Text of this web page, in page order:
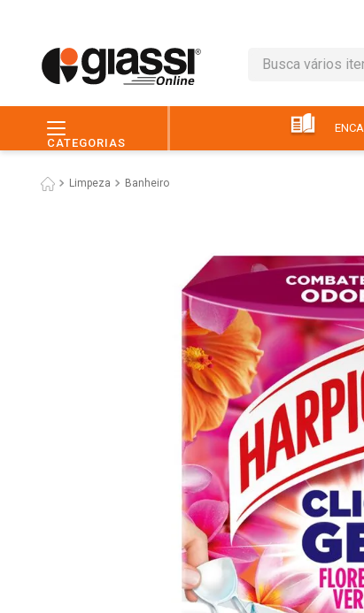
Busca vários itens
CATEGORIAS
Limpeza Banheiro
café
macarrão
7º arroz
8º pão
9º ovo
10º iogurte